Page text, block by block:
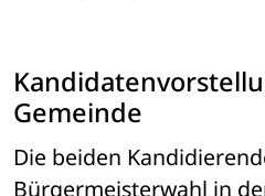
Gemeinde
Die beiden
Bürgermeisterwahl in